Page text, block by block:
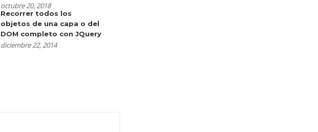
octubre 20, 2018
Recorrer todos los
objetos de una capa o del
DOM completo con JQuery
diciembre 22, 2014